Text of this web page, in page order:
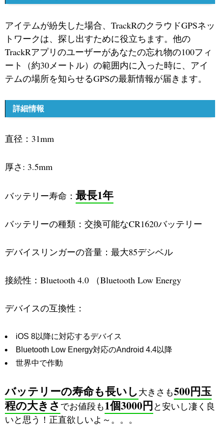
アイテムが紛失した場合、TrackRのクラウドGPSネッ
トワークは、探し出すために役立ちます。他の
TrackRアプリのユーザーがあなたの忘れ物の100フィ
ート（約30メートル）の範囲内に入った時に、アイ
テムの場所を知らせるGPSの最新情報が届きます。
詳細情報
直径：31mm
厚さ: 3.5mm
バッテリー寿命： 最長1年
バッテリーの種類：交換可能なCR1620バッテリー
デバイスリンガーの音量：最大85デシベル
接続性：Bluetooth 4.0 （Bluetooth Low Energy
デバイスの互換性：
iOS 8以降に対応するデバイス
Bluetooth Low Energy対応のAndroid 4.4以降
世界中で作動
バッテリーの寿命も長いし大きさも500円玉
程の大きさ でお値段も1個3000円と安いし凄く良
いと思う！正直欲しいよ～。。。